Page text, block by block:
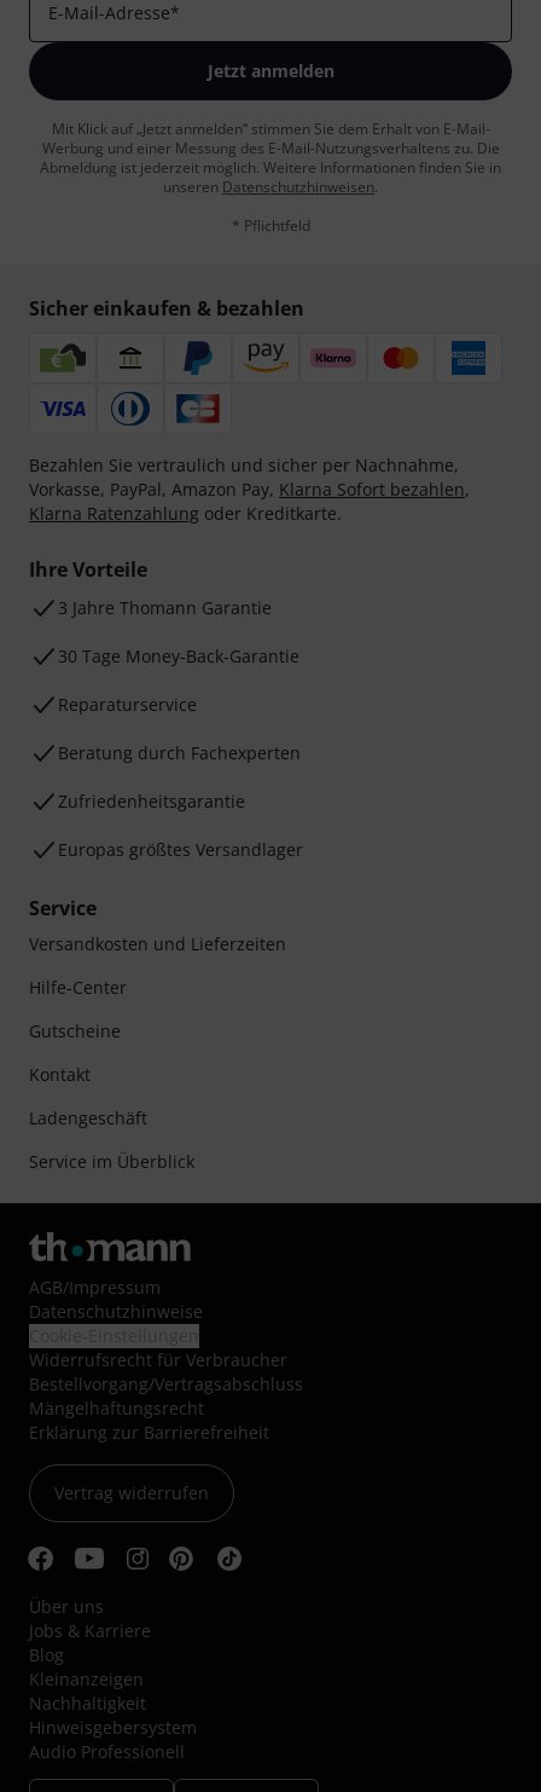
E-Mail-Adresse*
Jetzt anmelden
Mit Klick auf „Jetzt anmelden“ stimmen Sie dem Erhalt von E-Mail-
Werbung und einer Messung des E-Mail-Nutzungsverhaltens zu. Die
Abmeldung ist jederzeit möglich. Weitere Informationen finden Sie in
unseren Datenschutzhinweisen.
* Pflichtfeld
Sicher einkaufen & bezahlen
Bezahlen Sie vertraulich und sicher per Nachnahme,
Vorkasse, PayPal, Amazon Pay, Klarna Sofort bezahlen,
Klarna Ratenzahlung oder Kreditkarte.
Ihre Vorteile
3 Jahre Thomann Garantie
30 Tage Money-Back-Garantie
Reparaturservice
Beratung durch Fachexperten
Zufriedenheitsgarantie
Europas größtes Versandlager
Service
Versandkosten und Lieferzeiten
Hilfe-Center
Gutscheine
Kontakt
Ladengeschäft
Service im Überblick
AGB/Impressum
Datenschutzhinweise
Widerrufsrecht für Verbraucher
Bestellvorgang/Vertragsabschluss
Mängelhaftungsrecht
Erklärung zur Barrierefreiheit
Vertrag widerrufen
Über uns
Jobs & Karriere
Blog
Kleinanzeigen
Nachhaltigkeit
Hinweisgebersystem
Audio Professionell